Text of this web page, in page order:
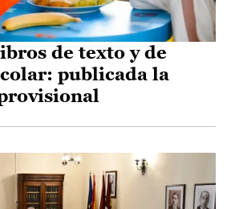
de texto y de
publicada la